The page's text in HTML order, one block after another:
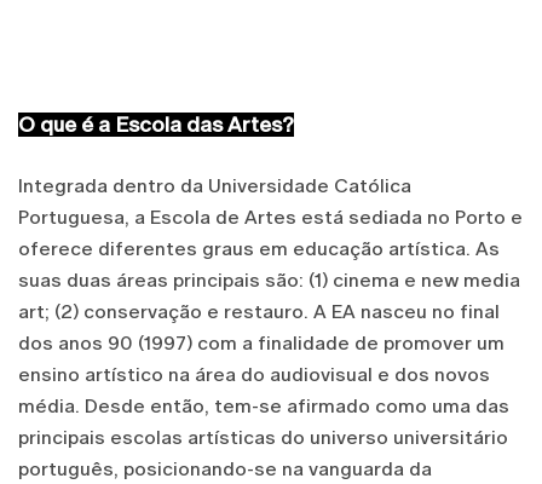
O que é a Escola das Artes?
Integrada dentro da Universidade Católica
Portuguesa, a Escola de Artes está sediada no Porto e
oferece diferentes graus em educação artística. As
suas duas áreas principais são: (1) cinema e new media
art; (2) conservação e restauro. A EA nasceu no final
dos anos 90 (1997) com a finalidade de promover um
ensino artístico na área do audiovisual e dos novos
média. Desde então, tem-se afirmado como uma das
principais escolas artísticas do universo universitário
português, posicionando-se na vanguarda da